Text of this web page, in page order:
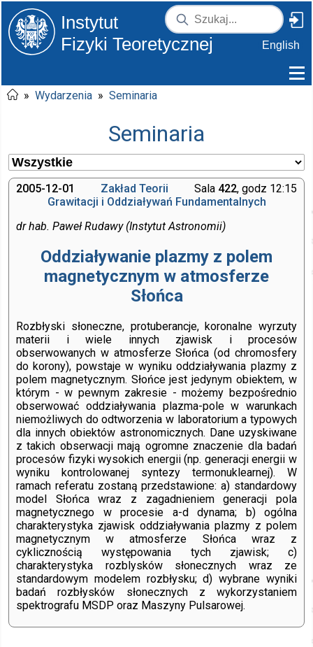
Instytut
Fizyki Teoretycznej
English
» Wydarzenia » Seminaria
Seminaria
2005-12-01 Sala 422, godz 12:15
Zakład Teorii
Grawitacji i Oddziaływań Fundamentalnych
dr hab. Paweł Rudawy (Instytut Astronomii)
Oddziaływanie plazmy z polem
magnetycznym w atmosferze
Słońca
Rozbłyski słoneczne, protuberancje, koronalne wyrzuty
materii i wiele innych zjawisk i procesów
obserwowanych w atmosferze Słońca (od chromosfery
do korony), powstaje w wyniku oddziaływania plazmy z
polem magnetycznym. Słońce jest jedynym obiektem, w
którym - w pewnym zakresie - możemy bezpośrednio
obserwować oddziaływania plazma-pole w warunkach
niemożliwych do odtworzenia w laboratorium a typowych
dla innych obiektów astronomicznych. Dane uzyskiwane
z takich obserwacji mają ogromne znaczenie dla badań
procesów fizyki wysokich energii (np. generacji energii w
wyniku kontrolowanej syntezy termonuklearnej). W
ramach referatu zostaną przedstawione: a) standardowy
model Słońca wraz z zagadnieniem generacji pola
magnetycznego w procesie a-d dynama; b) ogólna
charakterystyka zjawisk oddziaływania plazmy z polem
magnetycznym w atmosferze Słońca wraz z
cyklicznością występowania tych zjawisk; c)
charakterystyka rozblysków słonecznych wraz ze
standardowym modelem rozbłysku; d) wybrane wyniki
badań rozbłysków słonecznych z wykorzystaniem
spektrografu MSDP oraz Maszyny Pulsarowej.